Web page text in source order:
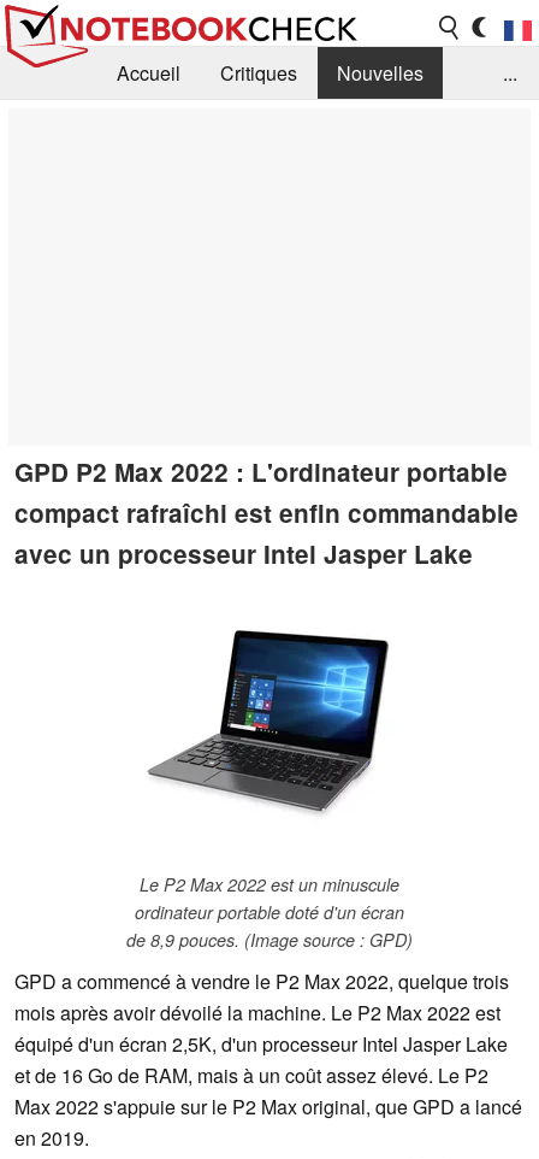
Accueil Critiques
Nouvelles
...
GPD P2 Max 2022 : L'ordinateur portable
compact rafraîchi est enfin commandable
avec un processeur Intel Jasper Lake
Le P2 Max 2022 est un minuscule
ordinateur portable doté d'un écran
de 8,9 pouces. (Image source : GPD)
GPD a commencé à vendre le P2 Max 2022, quelque trois
mois après avoir dévoilé la machine. Le P2 Max 2022 est
équipé d'un écran 2,5K, d'un processeur Intel Jasper Lake
et de 16 Go de RAM, mais à un coût assez élevé. Le P2
Max 2022 s'appuie sur le P2 Max original, que GPD a lancé
en 2019.